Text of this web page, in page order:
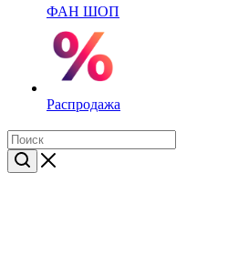
ФАН ШОП
Распродажа